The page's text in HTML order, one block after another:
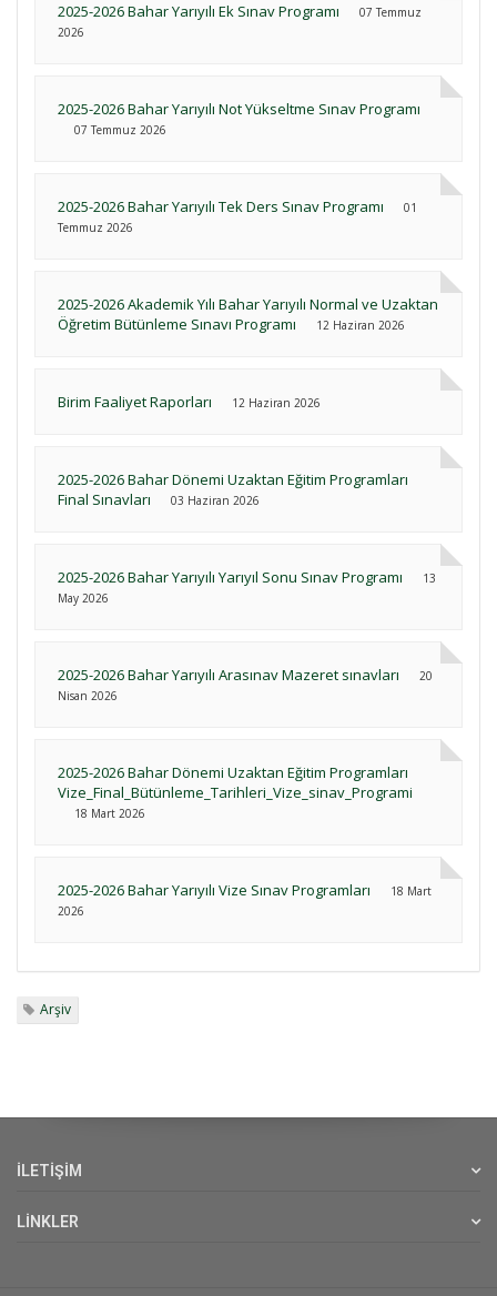
2025-2026 Bahar Yarıyılı Ek Sınav Programı
07 Temmuz
2026
2025-2026 Bahar Yarıyılı Not Yükseltme Sınav Programı
07 Temmuz 2026
2025-2026 Bahar Yarıyılı Tek Ders Sınav Programı
01
Temmuz 2026
2025-2026 Akademik Yılı Bahar Yarıyılı Normal ve Uzaktan
Öğretim Bütünleme Sınavı Programı
12 Haziran 2026
Birim Faaliyet Raporları 12 Haziran 2026
2025-2026 Bahar Dönemi Uzaktan Eğitim Programları
Final Sınavları
03 Haziran 2026
2025-2026 Bahar Yarıyılı Yarıyıl Sonu Sınav Programı
13
May 2026
2025-2026 Bahar Yarıyılı Arasınav Mazeret sınavları
20
Nisan 2026
2025-2026 Bahar Dönemi Uzaktan Eğitim Programları
Vize_Final_Bütünleme_Tarihleri_Vize_sinav_Programi
18 Mart 2026
2025-2026 Bahar Yarıyılı Vize Sınav Programları
18 Mart
2026
Arşiv
İLETİŞİM
LİNKLER